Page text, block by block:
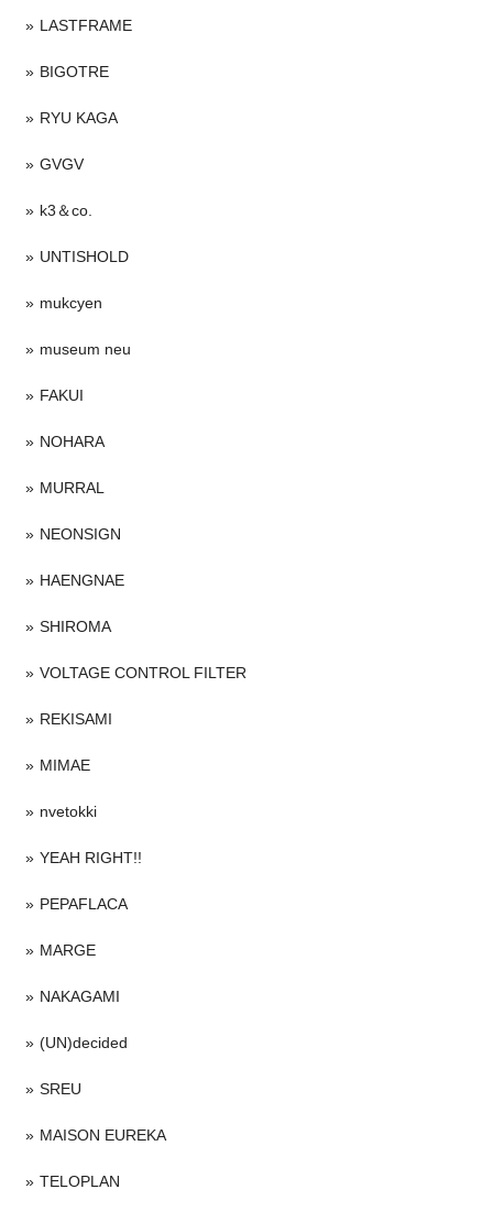
LASTFRAME
BIGOTRE
RYU KAGA
GVGV
k3＆co.
UNTISHOLD
mukcyen
museum neu
FAKUI
NOHARA
MURRAL
NEONSIGN
HAENGNAE
SHIROMA
VOLTAGE CONTROL FILTER
REKISAMI
MIMAE
nvetokki
YEAH RIGHT!!
PEPAFLACA
MARGE
NAKAGAMI
(UN)decided
SREU
MAISON EUREKA
TELOPLAN